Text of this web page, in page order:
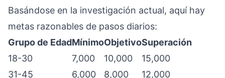
Basándose en la investigación actual, aquí hay
metas razonables de pasos diarios:
Grupo de EdadMínimoObjetivoSuperación
18-30
7,000 10,000
15,000
31-45
6,000 8,000 12,000